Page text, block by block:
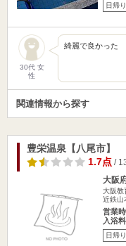
日帰り
30代 女
性
綺麗で良かった
関連情報から探す
豊栄温泉【八尾市】
1.7点/
大阪
大阪教
近鉄山
営業
入浴
日帰り